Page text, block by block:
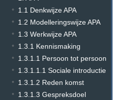
1.1 Denkwijze APA
1.2 Modelleringswijze APA
1.3 Werkwijze APA
1.3.1 Kennismaking
1.3.1.1 Persoon tot persoon
1.3.1.1.1 Sociale introductie
1.3.1.2 Reden komst
1.3.1.3 Gespreksdoel